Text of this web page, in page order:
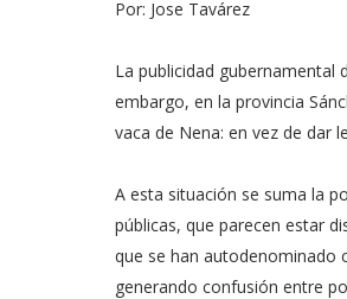
Por: Jose Tavárez
La publicidad gubernamental
embargo, en la provincia
vaca de Nena: en vez de dar
A esta situación se suma la
públicas, que parecen estar
que se han autodenominado
generando confusión entre